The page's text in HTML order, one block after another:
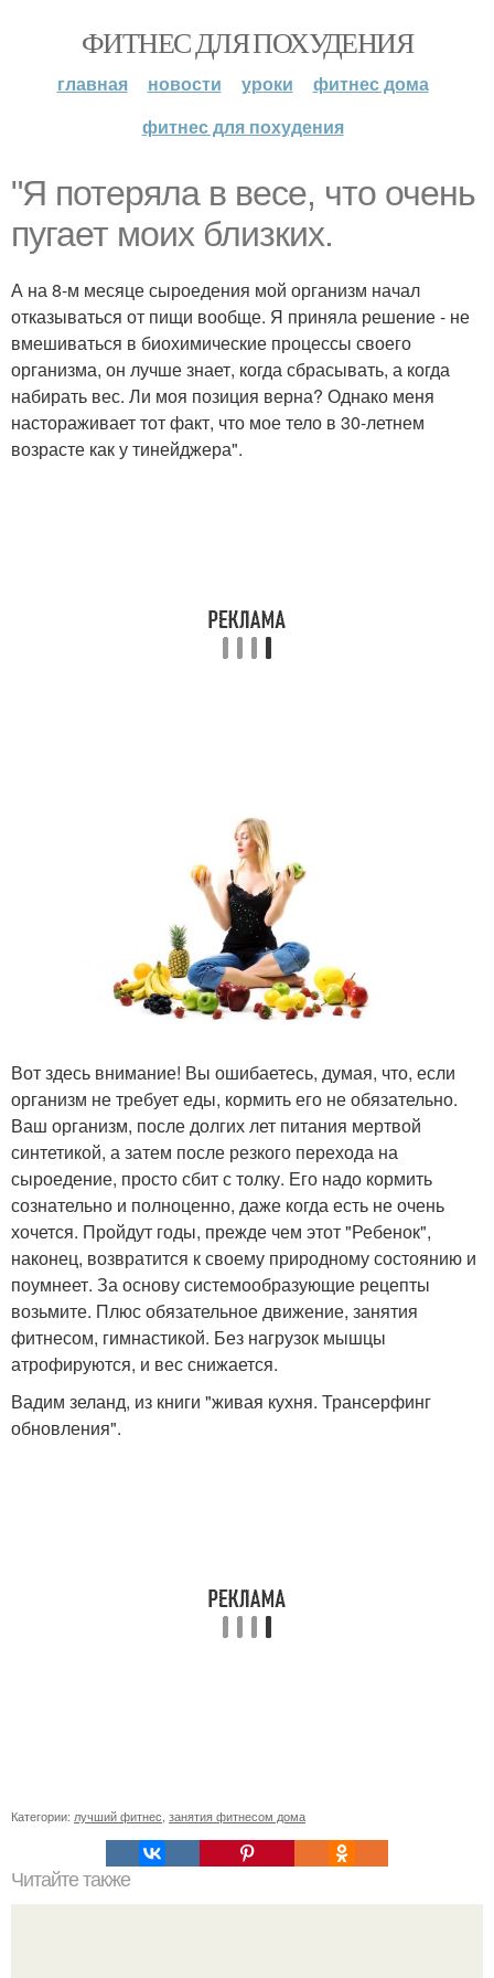
ФИТНЕС ДЛЯ ПОХУДЕНИЯ
главная новости уроки
фитнес дома
фитнес для похудения
"Я потеряла в весе, что очень
пугает моих близких.
А на 8-м месяце сыроедения мой организм начал
отказываться от пищи вообще. Я приняла решение - не
вмешиваться в биохимические процессы своего
организма, он лучше знает, когда сбрасывать, а когда
набирать вес. Ли моя позиция верна? Однако меня
настораживает тот факт, что мое тело в 30-летнем
возрасте как у тинейджера".
Вот здесь внимание! Вы ошибаетесь, думая, что, если
организм не требует еды, кормить его не обязательно.
Ваш организм, после долгих лет питания мертвой
синтетикой, а затем после резкого перехода на
сыроедение, просто сбит с толку. Его надо кормить
сознательно и полноценно, даже когда есть не очень
хочется. Пройдут годы, прежде чем этот "Ребенок",
наконец, возвратится к своему природному состоянию и
поумнеет. За основу системообразующие рецепты
возьмите. Плюс обязательное движение, занятия
фитнесом, гимнастикой. Без нагрузок мышцы
атрофируются, и вес снижается.
Вадим зеланд, из книги "живая кухня. Трансерфинг
обновления".
Категории: лучший фитнес, занятия фитнесом дома
Читайте также